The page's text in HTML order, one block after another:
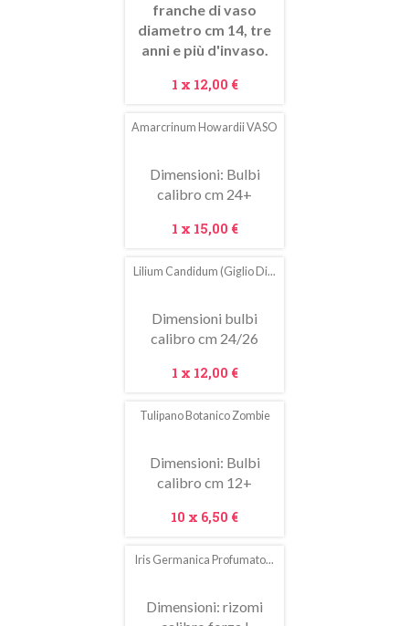
franche di vaso
diametro cm 14, tre
anni e più d'invaso.
Prezzo
1 x 12,00 €
Amarcrinum Howardii VASO
Dimensioni: Bulbi
calibro cm 24+
Prezzo
1 x 15,00 €
Lilium Candidum (giglio Di...
Dimensioni bulbi
calibro cm 24/26
Prezzo
1 x 12,00 €
Tulipano Botanico Zombie
Dimensioni: Bulbi
calibro cm 12+
Prezzo
10 x 6,50 €
Iris Germanica Profumato...
Dimensioni: rizomi